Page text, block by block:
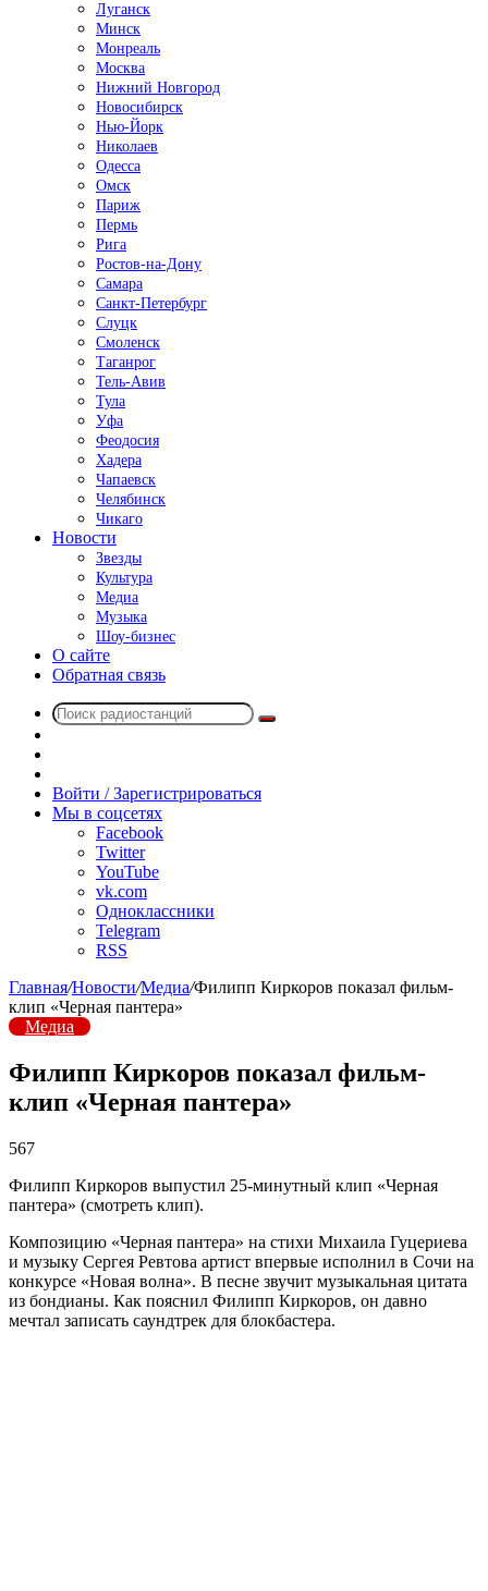
Луганск
Минск
Монреаль
Москва
Нижний Новгород
Новосибирск
Нью-Йорк
Николаев
Одесса
Омск
Париж
Пермь
Рига
Ростов-на-Дону
Самара
Санкт-Петербург
Слуцк
Смоленск
Таганрог
Тель-Авив
Тула
Уфа
Феодосия
Хадера
Чапаевск
Челябинск
Чикаго
Новости
Звезды
Культура
Медиа
Музыка
Шоу-бизнес
О сайте
Обратная связь
Поиск
радио
Войти / Зарегистрироваться
Мы в соцсетях
Facebook
Twitter
YouTube
vk.com
Одноклассники
Telegram
RSS
Главная/Новости/Медиа/Филипп Киркоров показал фильм-
клип «Черная пантера»
Медиа
Филипп Киркоров показал фильм-
клип «Черная пантера»
567
Филипп Киркоров выпустил 25-минутный клип «Черная
пантера» (смотреть клип).
Композицию «Черная пантера» на стихи Михаила Гуцериева
и музыку Сергея Ревтова артист впервые исполнил в Сочи на
конкурсе «Новая волна». В песне звучит музыкальная цитата
из бондианы. Как пояснил Филипп Киркоров, он давно
мечтал записать саундтрек для блокбастера.